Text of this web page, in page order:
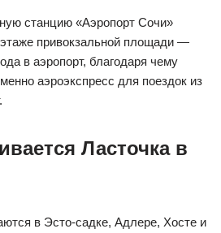
станцию «Аэропорт Сочи»
привокзальной площади —
в аэропорт, благодаря чему
аэроэкспресс для поездок из
Ласточка в
в Эсто-садке, Адлере, Хосте и